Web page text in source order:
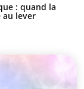
: quand la
au lever
des